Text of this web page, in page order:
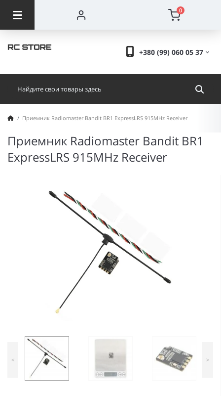
0
+380 (99) 060 05 37
Приемник Radiomaster Bandit BR1 ExpressLRS 915MHz Receiver
Приемник Radiomaster Bandit BR1
ExpressLRS 915MHz Receiver
< >